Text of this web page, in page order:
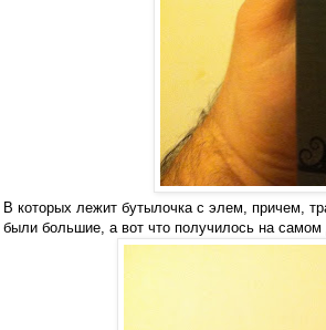
В которых лежит бутылочка с элем, причем,
были большие, а вот что получилось на самом